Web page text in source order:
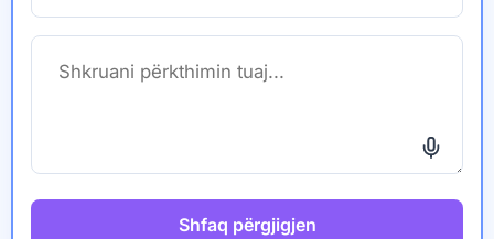
Shfaq përgjigjen